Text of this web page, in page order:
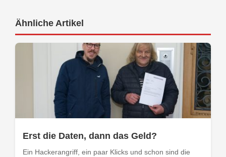
Ähnliche Artikel
Erst die Daten, dann das Geld?
Ein Hackerangriff, ein paar Klicks und schon sind die